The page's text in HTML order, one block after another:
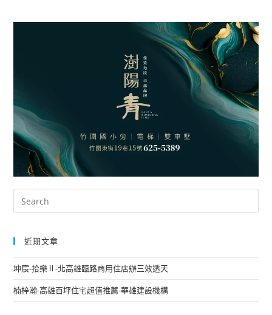
近期文章
坤宸-拾樂Ⅱ-北高雄臨路商用住店辦三效透天
楠梓瀚-高雄百坪住宅超值推薦-華雄建設機構